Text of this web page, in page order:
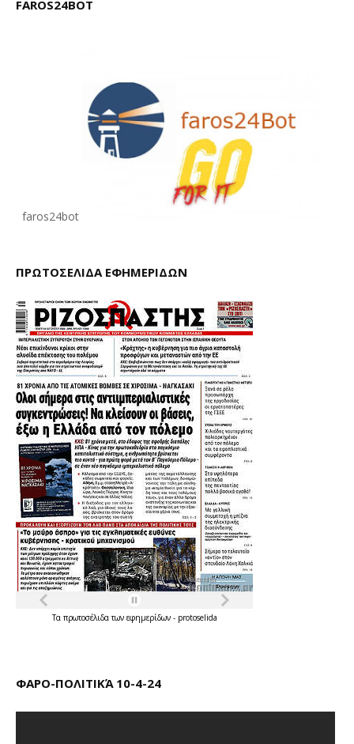
FAROS24BOT
faros24bot
ΠΡΩΤΟΣΕΛΙΔΑ ΕΦΗΜΕΡΙΔΩΝ
Τα πρωτοσέλιδατων εφημερίδων - protoselida
ΦΑΡΟ-ΠΟΛΙΤΙΚΆ 10-4-24